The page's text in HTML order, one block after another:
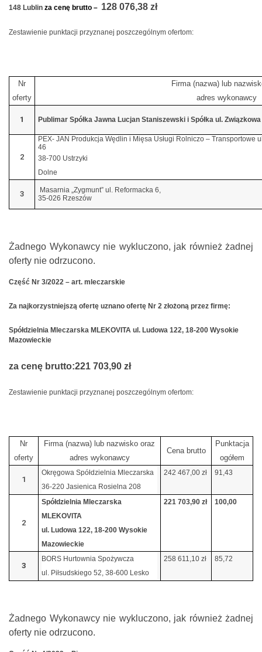
148 Lublin za cenę brutto – 128 076,38 zł
Zestawienie punktacji przyznanej poszczególnym ofertom:
Nr
oferty
Firma (nazwa) lub
adres wykonawcy
1 Publimar Spółka Jawna Lucjan Staniszewski i Spółka ul.
2
PEX- JAN Produkcja Wędlin i Mięsa Usługi Rolniczo – Transportowe
46
38-700 Ustrzyki
Dolne
3
Masarnia „Zygmunt” ul. Reformacka 6,
35-026 Rzeszów
Żadnego Wykonawcy nie wykluczono, jak również żadnej
oferty nie odrzucono.
Część Nr 3/2022 – art. mleczarskie
Za najkorzystniejszą ofertę uznano ofertę Nr 2 złożoną przez firmę:
Spółdzielnia Mleczarska MLEKOVITA ul. Ludowa 122, 18-200 Wysokie
Mazowieckie
za cenę brutto:221 703,90 zł
Zestawienie punktacji przyznanej poszczególnym ofertom:
Nr
oferty
Firma (nazwa) lub nazwisko oraz
adres wykonawcy
Cena brutto
Punktacja
ogółem
1
Okręgowa Spółdzielnia Mleczarska
36-220 Jasienica Rosielna 208
242 467,00 zł 91,43
2
Spółdzielnia Mleczarska
MLEKOVITA
ul. Ludowa 122, 18-200 Wysokie
Mazowieckie
221 703,90 zł 100,00
3
BORS Hurtownia Spożywcza
ul. Piłsudskiego 52, 38-600 Lesko
258 611,10 zł 85,72
Żadnego Wykonawcy nie wykluczono, jak również żadnej
oferty nie odrzucono.